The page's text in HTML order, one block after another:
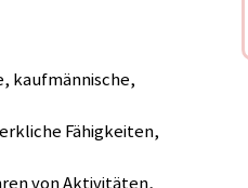
kaufmännische,
Fähigkeiten,
von Aktivitäten,